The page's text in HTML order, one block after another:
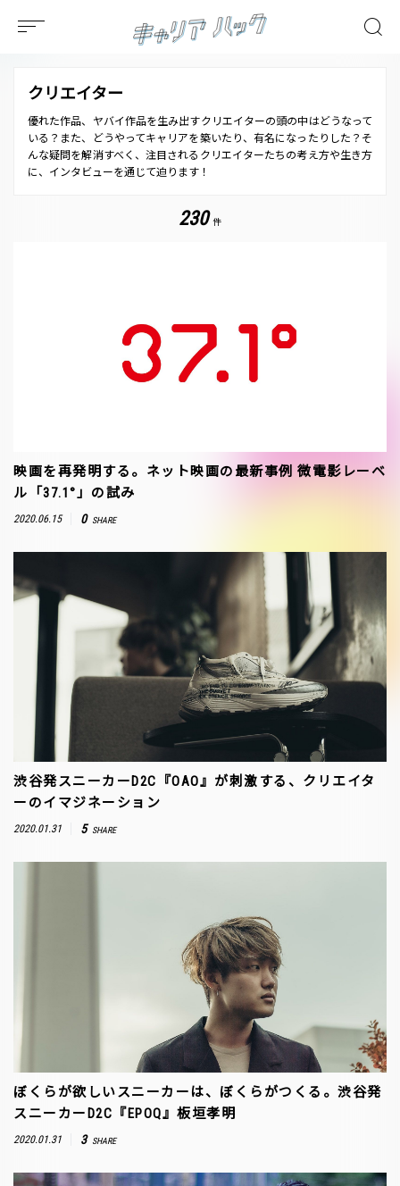
クリエイター
優れた作品、ヤバイ作品を生み出すクリエイターの頭の中はどうなって
いる？また、どうやってキャリアを築いたり、有名になったりした？そ
んな疑問を解消すべく、注目されるクリエイターたちの考え方や生き方
に、インタビューを通じて迫ります！
230 件
映画を再発明する。ネット映画の最新事例 微電影レーベ
ル「37.1°」の試み
2020.06.15 0 SHARE
渋谷発スニーカーD2C『OAO』が刺激する、クリエイタ
ーのイマジネーション
2020.01.31 5 SHARE
ぼくらが欲しいスニーカーは、ぼくらがつくる。渋谷発
スニーカーD2C『EPOQ』板垣孝明
2020.01.31 3 SHARE